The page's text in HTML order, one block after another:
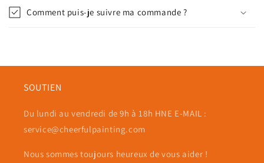
Comment puis-je suivre ma commande ?
SOUTIEN
Du lundi au vendredi de 9h à 18h HNE E-MAIL :
service@cheerfulpainting.com
Nous sommes toujours heureux de vous aider !